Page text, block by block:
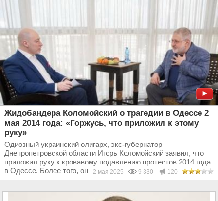
Жидобандера Коломойский о трагедии в Одессе 2
мая 2014 года: «Горжусь, что приложил к этому
руку»
Одиозный украинский олигарх, экс-губернатор
Днепропетровской области Игорь Коломойский заявил, что
приложил руку к кровавому подавлению протестов 2014 года
в Одессе. Более того, он заявил, что гордится тем...
2 мая 2025 9 330 120